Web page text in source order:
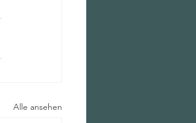
Alle ansehen